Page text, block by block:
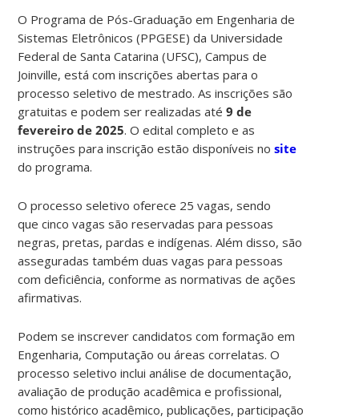
O Programa de Pós-Graduação em Engenharia de
Sistemas Eletrônicos (PPGESE) da Universidade
Federal de Santa Catarina (UFSC), Campus de
Joinville, está com inscrições abertas para o
processo seletivo de mestrado. As inscrições são
gratuitas e podem ser realizadas até9 de
fevereiro de 2025. O edital completo e as
instruções para inscrição estão disponíveis nosite
do programa.
O processo seletivo oferece 25 vagas, sendo
que cinco vagas são reservadas para pessoas
negras, pretas, pardas e indígenas. Além disso, são
asseguradas também duas vagas para pessoas
com deficiência, conforme as normativas de ações
afirmativas.
Podem se inscrever candidatos com formação em
Engenharia, Computação ou áreas correlatas. O
processo seletivo inclui análise de documentação,
avaliação de produção acadêmica e profissional,
como histórico acadêmico, publicações, participação